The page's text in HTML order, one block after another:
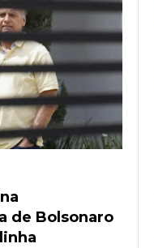
de Bolsonaro